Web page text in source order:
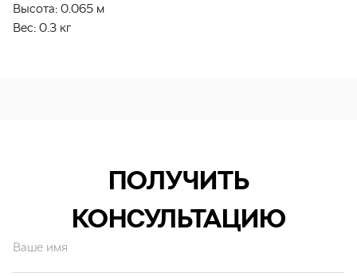
Высота: 0.065 м
Вес: 0.3 кг
ПОЛУЧИТЬ
КОНСУЛЬТАЦИЮ
Ваше имя